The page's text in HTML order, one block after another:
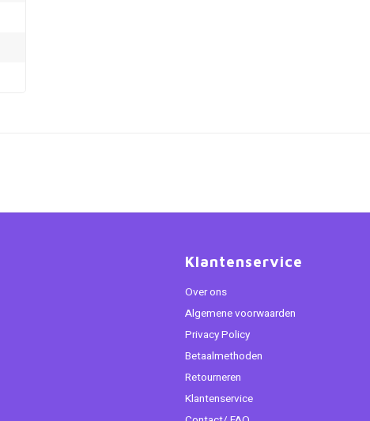
Klantenservice
Over ons
Algemene voorwaarden
Privacy Policy
Betaalmethoden
Retourneren
Klantenservice